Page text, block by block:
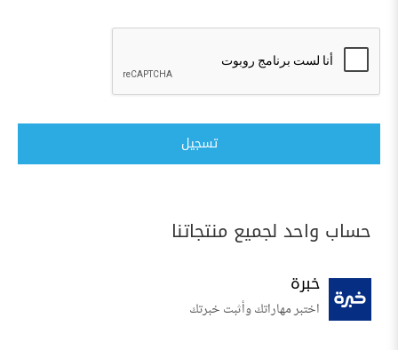
تسجيل
حساب واحد لجميع منتجاتنا
خبرة
اختبر مهاراتك وأثبت خبرتك